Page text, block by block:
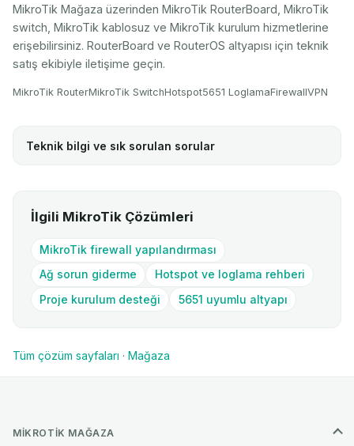
MikroTik Mağaza üzerinden MikroTik RouterBoard, MikroTik
switch, MikroTik kablosuz ve MikroTik kurulum hizmetlerine
erişebilirsiniz. RouterBoard ve RouterOS altyapısı için teknik
satış ekibiyle iletişime geçin.
MikroTik RouterMikroTik SwitchHotspot5651 LoglamaFirewallVPN
Teknik bilgi ve sık sorulan sorular
İlgili MikroTik Çözümleri
MikroTik firewall yapılandırması
Ağ sorun giderme
Hotspot ve loglama rehberi
Proje kurulum desteği
5651 uyumlu altyapı
Tüm çözüm sayfaları · Mağaza
MIKROTIK MAĞAZA